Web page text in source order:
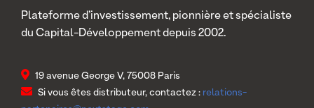
Plateforme d’investissement, pionnière et spécialiste
du Capital-Développement depuis 2002.
19 avenue George V, 75008 Paris
Si vous êtes distributeur, contactez : relations-